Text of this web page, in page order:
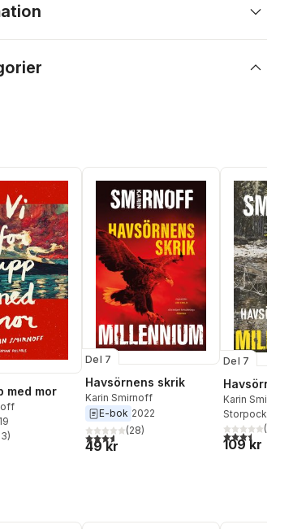
med mor
Totalt antal röster:
)
Del 7
Havsörnens skrik
Karin Smirnoff
E-bok 2022
3,6utav 5 stjärnor. Totalt antal röster:
(28)
49 kr
Del 7
Havsörnens
Karin Smirnoff
Storpocket
3,5utav 5(
109 kr